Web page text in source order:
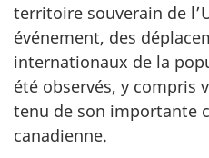
territoire souverain de
événement, des
internationaux de la
été observés, y compris
tenu de son importante
canadienne.